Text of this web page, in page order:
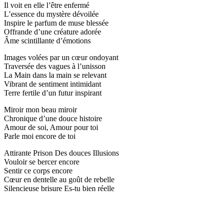
Il voit en elle l’être enfermé
L’essence du mystère dévoilée
Inspire le parfum de muse blessée
Offrande d’une créature adorée
Âme scintillante d’émotions
Images volées par un cœur ondoyant
Traversée des vagues à l’unisson
La Main dans la main se relevant
Vibrant de sentiment intimidant
Terre fertile d’un futur inspirant
Miroir mon beau miroir
Chronique d’une douce histoire
Amour de soi, Amour pour toi
Parle moi encore de toi
Attirante Prison Des douces Illusions
Vouloir se bercer encore
Sentir ce corps encore
Cœur en dentelle au goût de rebelle
Silencieuse brisure Es-tu bien réelle